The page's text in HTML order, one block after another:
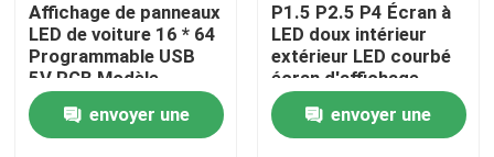
Le spectacle VR
À propos de nous
Affichage de panneaux
LED de voiture 16 * 64
Programmable USB
5V RGB Modèle
d'animation Texte DIY
Panneau de défilement
Télécommande Écran
envoyer une
P1.5 P2.5 P4 Écran à
LED doux intérieur
extérieur LED courbé
écran d'affichage
d'annonces verticale
doux flexibleenvoyer une